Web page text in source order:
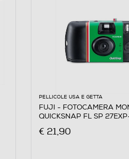
PELLICOLE USA E GETTA
FUJI - FOTOCAMERA
QUICKSNAP FL SP
€ 21,90